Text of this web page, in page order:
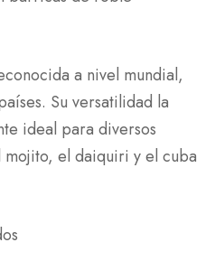
a nivel mundial,
Su versatilidad la
ideal para diversos
el daiquiri y el cuba